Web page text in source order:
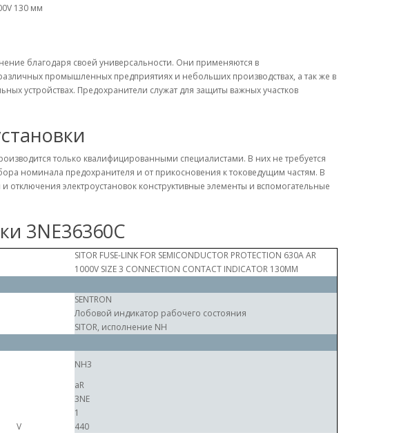
130 мм
благодаря своей универсальности. Они применяются в
промышленных предприятиях и небольших производствах, а так же в
устройствах. Предохранители служат для защиты важных участков
только квалифицированными специалистами. В них не требуется
номинала предохранителя и от прикосновения к токоведущим частям. В
электроустановок конструктивные элементы и вспомогательные
3NE36360C
SITOR FUSE-LINK FOR SEMICONDUCTOR PROTECTION 630A AR
1000V SIZE 3 CONNECTION CONTACT INDICATOR 130MM
SENTRON
Лобовой индикатор рабочего состояния
SITOR, исполнение NH
NH3
aR
3NE
1
V
440